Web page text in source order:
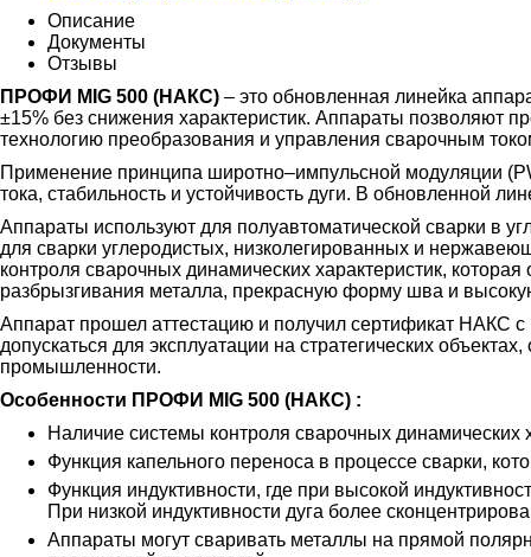
Описание
Документы
Отзывы
ПРОФИ MIG 500 (НАКС) – это обновленная линейка
±15% без снижения характеристик. Аппараты позволяют
технологию преобразования и управления сварочным
Применение принципа широтно–импульсной модуляции
тока, стабильность и устойчивость дуги. В обновленной
Аппараты используют для полуавтоматической сварки в
для сварки углеродистых, низколегированных и
контроля сварочных динамических характеристик,
разбрызгивания металла, прекрасную форму шва и
Аппарат прошел аттестацию и получил сертификат НАКС
допускаться для эксплуатации на стратегических
промышленности.
Особенности ПРОФИ MIG 500 (НАКС) :
Наличие системы контроля сварочных динамических
Функция капельного переноса в процессе сварки,
Функция индуктивности, где при высокой
При низкой индуктивности дуга более
Аппараты могут сваривать металлы на прямой